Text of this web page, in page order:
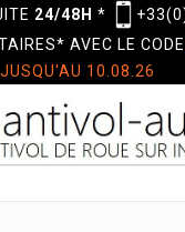
24/48H *
AVEC LE CODE
JUSQU'AU 10.08.26